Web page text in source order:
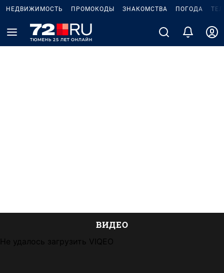
НЕДВИЖИМОСТЬ ПРОМОКОДЫ ЗНАКОМСТВА ПОГОДА
ВИДЕО
Не удалось загрузить VIQEO